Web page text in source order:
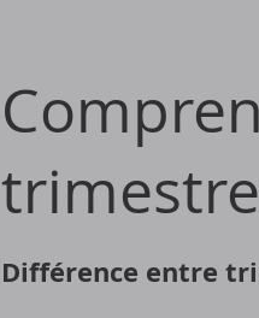
Différence entre